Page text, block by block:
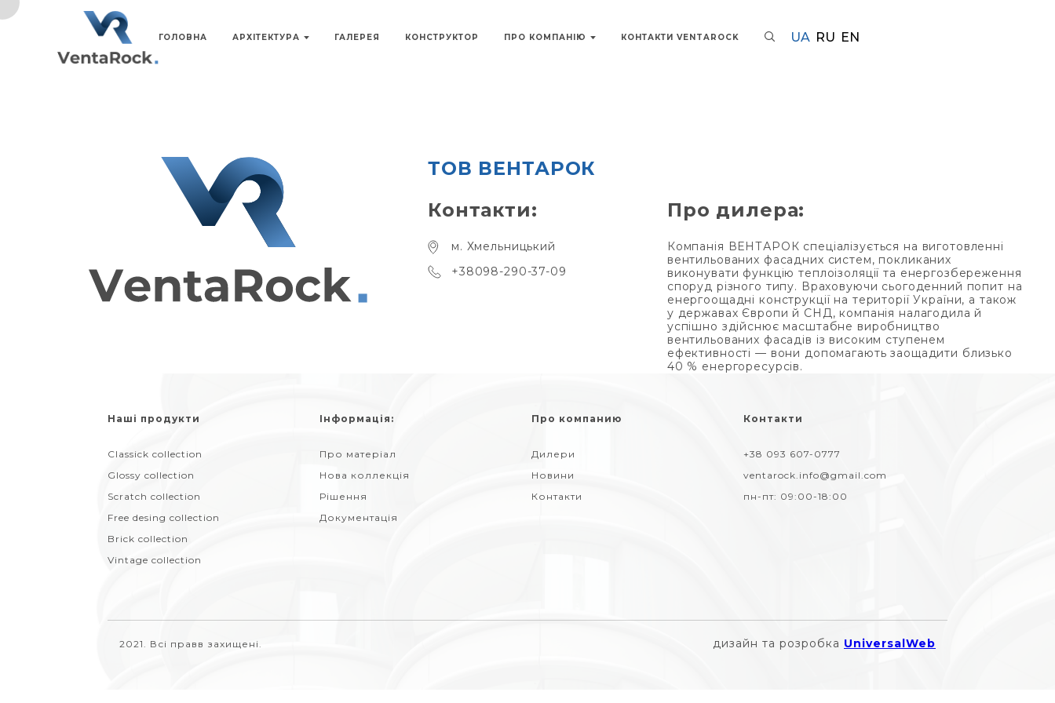
ГОЛОВНА АРХІТЕКТУРА ГАЛЕРЕЯ КОНСТРУКТОР ПРО КОМПАНІЮ КОНТАКТИ VENTAROCK UA RU EN
ТОВ ВЕНТАРОК
Контакти:
м. Хмельницький
+38098-290-37-09
Про дилера:
Компанія ВЕНТАРОК спеціалізується на виготовленні
вентильованих фасадних систем, покликаних
виконувати функцію теплоізоляції та енергозбереження
споруд різного типу. Враховуючи сьогоденний попит на
енергоощадні конструкції на території України, а також
у державах Європи й СНД, компанія налагодила й
успішно здійснює масштабне виробництво
вентильованих фасадів із високим ступенем
ефективності — вони допомагають заощадити близько
40 % енергоресурсів.
Наші продукти
Classick collection
Glossy collection
Scratch collection
Free desing collection
Brick collection
Vintage collection
Інформація:
Про матеріал
Нова коллекція
Рішення
Документація
Про компанию
Дилери
Новини
Контакти
Контакти
+38 093 607-0777
ventarock.info@gmail.com
пн-пт: 09:00-18:00
2021. Всі правв захищені. дизайн та розробка UniversalWeb